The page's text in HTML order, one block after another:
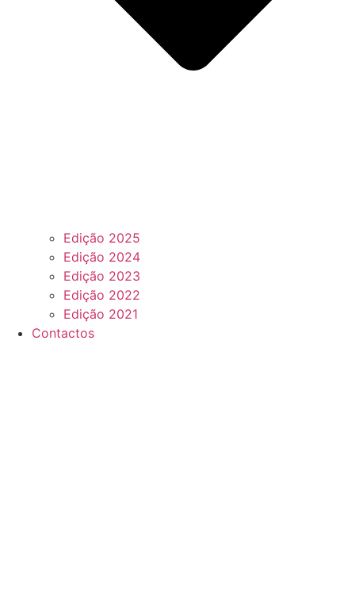
Edição 2025
Edição 2024
Edição 2023
Edição 2022
Edição 2021
Contactos